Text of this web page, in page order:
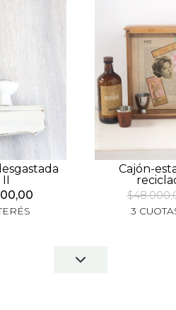
Cajón-
3